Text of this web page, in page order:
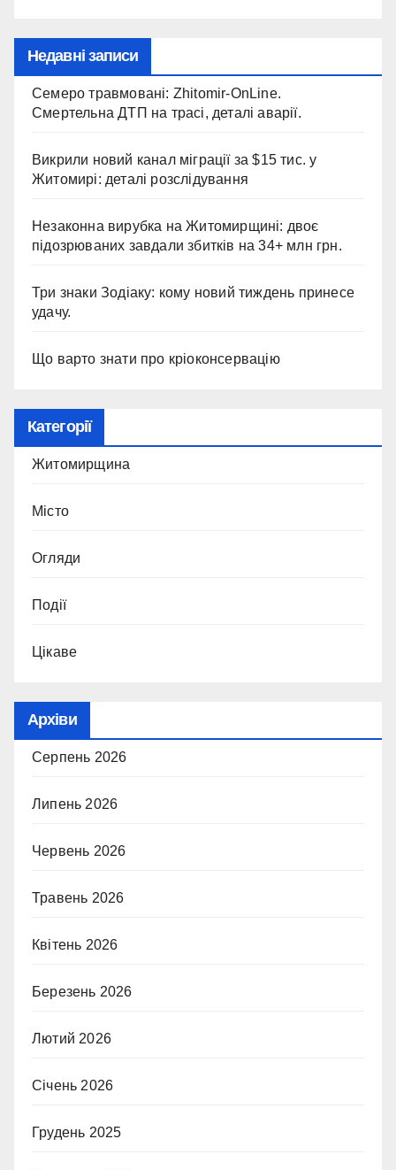
Недавні записи
Семеро травмовані: Zhitomir-OnLine.
Смертельна ДТП на трасі, деталі аварії.
Викрили новий канал міграції за $15 тис. у
Житомирі: деталі розслідування
Незаконна вирубка на Житомирщині: двоє
підозрюваних завдали збитків на 34+ млн грн.
Три знаки Зодіаку: кому новий тиждень принесе
удачу.
Що варто знати про кріоконсервацію
Категорії
Житомирщина
Місто
Огляди
Події
Цікаве
Архіви
Серпень 2026
Липень 2026
Червень 2026
Травень 2026
Квітень 2026
Березень 2026
Лютий 2026
Січень 2026
Грудень 2025